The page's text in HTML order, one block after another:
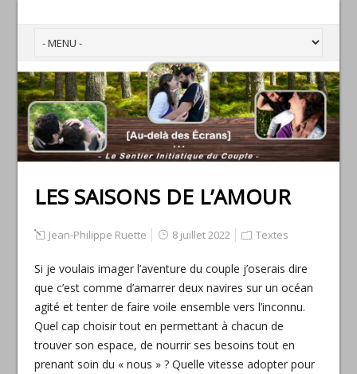
LES SAISONS DE L’AMOUR
Jean-Philippe Ruette 8 juillet 2022 Textes
Si je voulais imager l’aventure du couple j’oserais dire
que c’est comme d’amarrer deux navires sur un océan
agité et tenter de faire voile ensemble vers l’inconnu.
Quel cap choisir tout en permettant à chacun de
trouver son espace, de nourrir ses besoins tout en
prenant soin du « nous » ? Quelle vitesse adopter pour